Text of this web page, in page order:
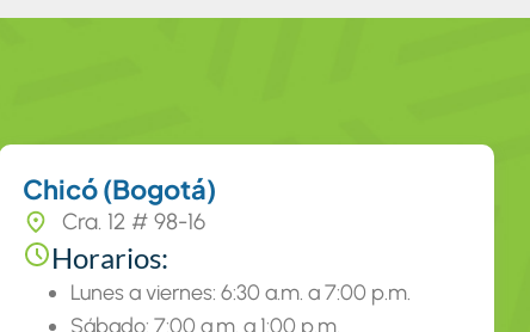
Chicó (Bogotá)
Cra. 12 # 98-16
Horarios:
Lunes a viernes: 6:30 a.m. a 7:00 p.m.
Sábado: 7:00 a.m. a 1:00 p.m.